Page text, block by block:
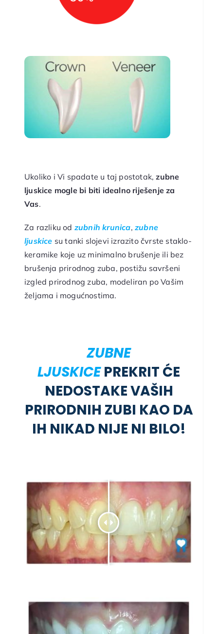
Ukoliko i Vi spadate u taj postotak,zubne
ljuskice mogle bi biti idealno riješenje za
Vas.
Za razliku od zubnih krunica, zubne
ljuskice su tanki slojevi izrazito čvrste staklo-
keramike koje uz minimalno brušenje ili bez
brušenja prirodnog zuba, postižu savršeni
izgled prirodnog zuba, modeliran po Vašim
željama i mogućnostima.
ZUBNE
LJUSKICEPREKRIT ĆE
NEDOSTAKE VAŠIH
PRIRODNIH ZUBI KAO DA
IH NIKAD NIJE NI BILO!